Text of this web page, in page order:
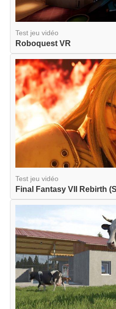
Test jeu vidéo
Roboquest VR
Test jeu vidéo
Final Fantasy VII Rebirth